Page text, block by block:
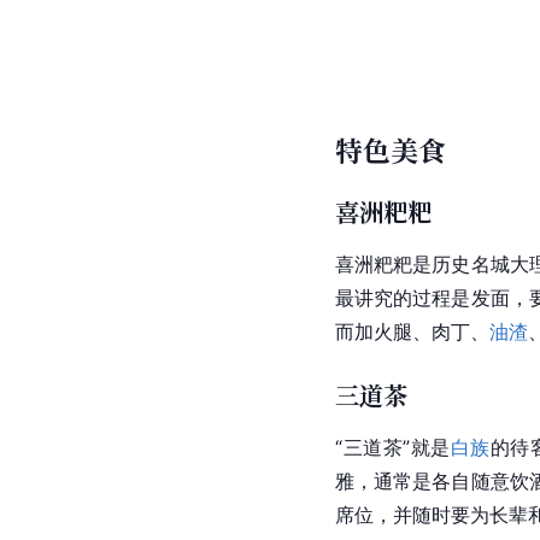
特色美食
喜洲粑粑
喜洲粑粑是历史名城大
最讲究的过程是发面，
而加火腿、肉丁、 油渣
三道茶
“三道茶”就是白族的待
雅，通常是各自随意饮
席位，并随时要为长辈